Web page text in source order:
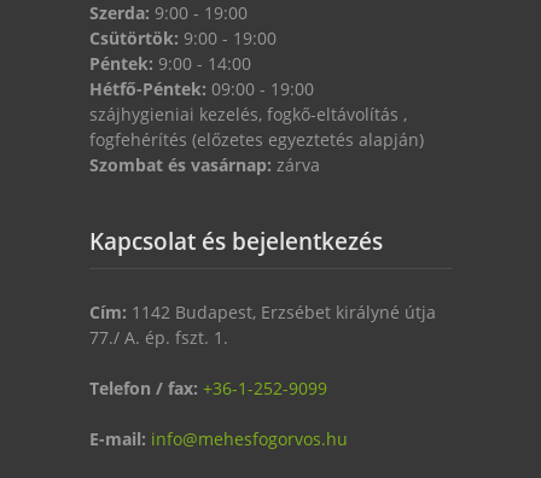
Szerda: 9:00 - 19:00
Csütörtök: 9:00 - 19:00
Péntek: 9:00 - 14:00
Hétfő-Péntek: 09:00 - 19:00
szájhygieniai kezelés, fogkő-eltávolítás ,
fogfehérítés (előzetes egyeztetés alapján)
Szombat és vasárnap: zárva
Kapcsolat és bejelentkezés
Cím: 1142 Budapest, Erzsébet királyné útja
77./ A. ép. fszt. 1.
Telefon / fax: +36-1-252-9099
E-mail: info@mehesfogorvos.hu